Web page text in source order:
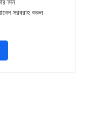
সরবরাহ করুন